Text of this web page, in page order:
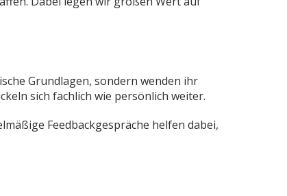
Grundlagen, sondern wenden ihr
sich fachlich wie persönlich weiter.
Feedbackgespräche helfen dabei,